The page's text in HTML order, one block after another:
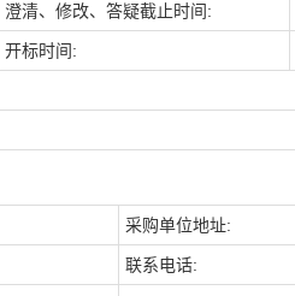
澄清、修改、答疑截止时间:
开标时间:
采购单位地址:
联系电话: